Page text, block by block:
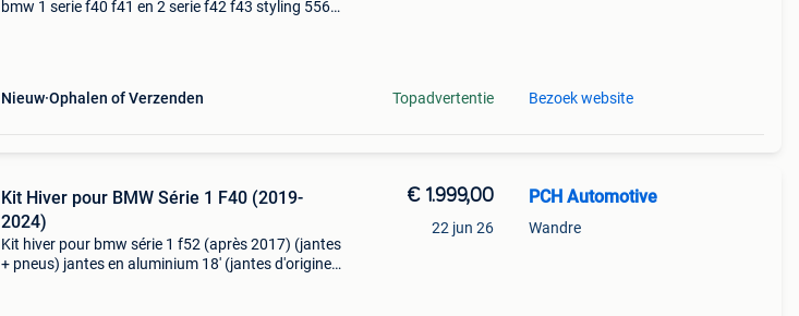
bmw 1 serie f40 f41 en 2 serie f42 f43 styling 556m
Nieuw Ophalen of Verzenden Topadvertentie Bezoek website
Kit Hiver pour BMW Série 1 F40 (2019-
2024)
Kit hiver pour bmw série 1 f52 (après 2017) (jantes
+ pneus) jantes en aluminium 18' (jantes d'origine
€ 1.999,00
22 jun 26
PCH Automotive
Wandre